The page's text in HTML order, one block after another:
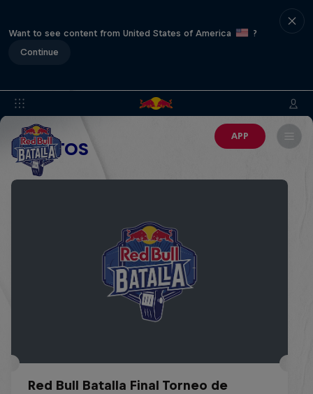
Want to see content from United States of America
?
Continue
APP
EVENTOS
Red Bull Batalla Final Torneo de